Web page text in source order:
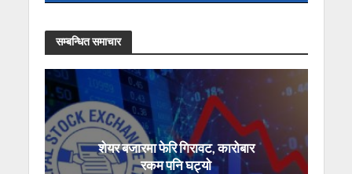
सम्बन्धित समाचार
शेयर बजारमा फेरि गिरावट, कारोबार
रकम पनि घट्यो